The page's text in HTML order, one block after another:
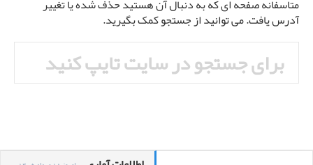
متاسفانه صفحه ای که به دنبال آن هستید حذف شده یا تغییر
آدرس یافت. می توانید از جستجو کمک بگیرید.